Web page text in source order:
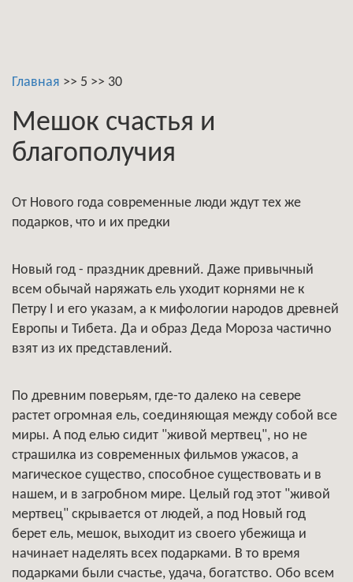
Главная >> 5 >> 30
Мешок счастья и
благополучия
От Нового года современные люди ждут тех же
подарков, что и их предки
Новый год - праздник древний. Даже привычный
всем обычай наряжать ель уходит корнями не к
Петру I и его указам, а к мифологии народов древней
Европы и Тибета. Да и образ Деда Мороза частично
взят из их представлений.
По древним поверьям, где-то далеко на севере
растет огромная ель, соединяющая между собой все
миры. А под елью сидит "живой мертвец", но не
страшилка из современных фильмов ужасов, а
магическое существо, способное существовать и в
нашем, и в загробном мире. Целый год этот "живой
мертвец" скрывается от людей, а под Новый год
берет ель, мешок, выходит из своего убежища и
начинает наделять всех подарками. В то время
подарками были счастье, удача, богатство. Обо всем